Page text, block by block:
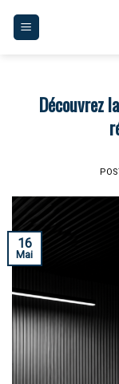
Découvrez
16
Mai